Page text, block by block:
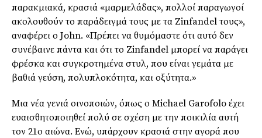
παρακμιακά, κρασιά «μαρμελάδας», πολλοί παραγωγοί
ακολουθούν το παράδειγμά τους με τα Zinfandel τους»,
αναφέρει ο John. «Πρέπει να θυμόμαστε ότι αυτό δεν
συνέβαινε πάντα και ότι το Zinfandel μπορεί να παράγει
φρέσκα και συγκροτημένα στυλ, που είναι γεμάτα με
βαθιά γεύση, πολυπλοκότητα, και οξύτητα.»
Μια νέα γενιά οινοποιών, όπως ο Michael Garofolo έχει
ευαισθητοποιηθεί πολύ σε σχέση με την ποικιλία αυτή
τον 21ο αιώνα. Ενώ, υπάρχουν κρασιά στην αγορά που